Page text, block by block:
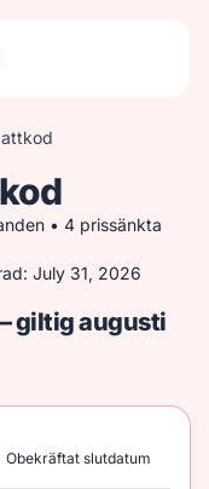
• 4 prissänkta
July 31, 2026
giltig augusti
Obekräftat slutdatum